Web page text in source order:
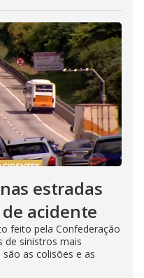
estradas
acidente
feito pela Confederação
de sinistros mais
as colisões e as